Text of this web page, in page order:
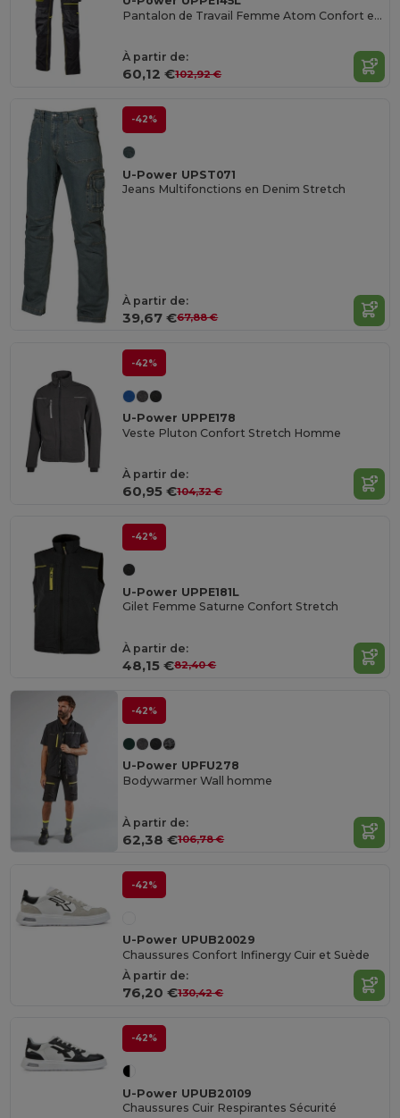
Pantalon de Travail Femme Atom Confort et Flexibilité
À partir de:
60,12 €102,92 €
-42%
U-Power UPST071
Jeans Multifonctions en Denim Stretch
À partir de:
39,67 €67,88 €
-42%
U-Power UPPE178
Veste Pluton Confort Stretch Homme
À partir de:
60,95 €104,32 €
-42%
U-Power UPPE181L
Gilet Femme Saturne Confort Stretch
À partir de:
48,15 €82,40 €
-42%
U-Power UPFU278
Bodywarmer Wall homme
À partir de:
62,38 €106,78 €
-42%
U-Power UPUB20029
Chaussures Confort Infinergy Cuir et Suède
À partir de:
76,20 €130,42 €
-42%
U-Power UPUB20109
Chaussures Cuir Respirantes Sécurité